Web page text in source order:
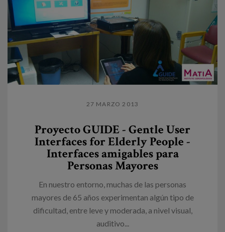
27 MARZO 2013
Proyecto GUIDE - Gentle User
Interfaces for Elderly People -
Interfaces amigables para
Personas Mayores
En nuestro entorno, muchas de las personas
mayores de 65 años experimentan algún tipo de
dificultad, entre leve y moderada, a nivel visual,
auditivo...